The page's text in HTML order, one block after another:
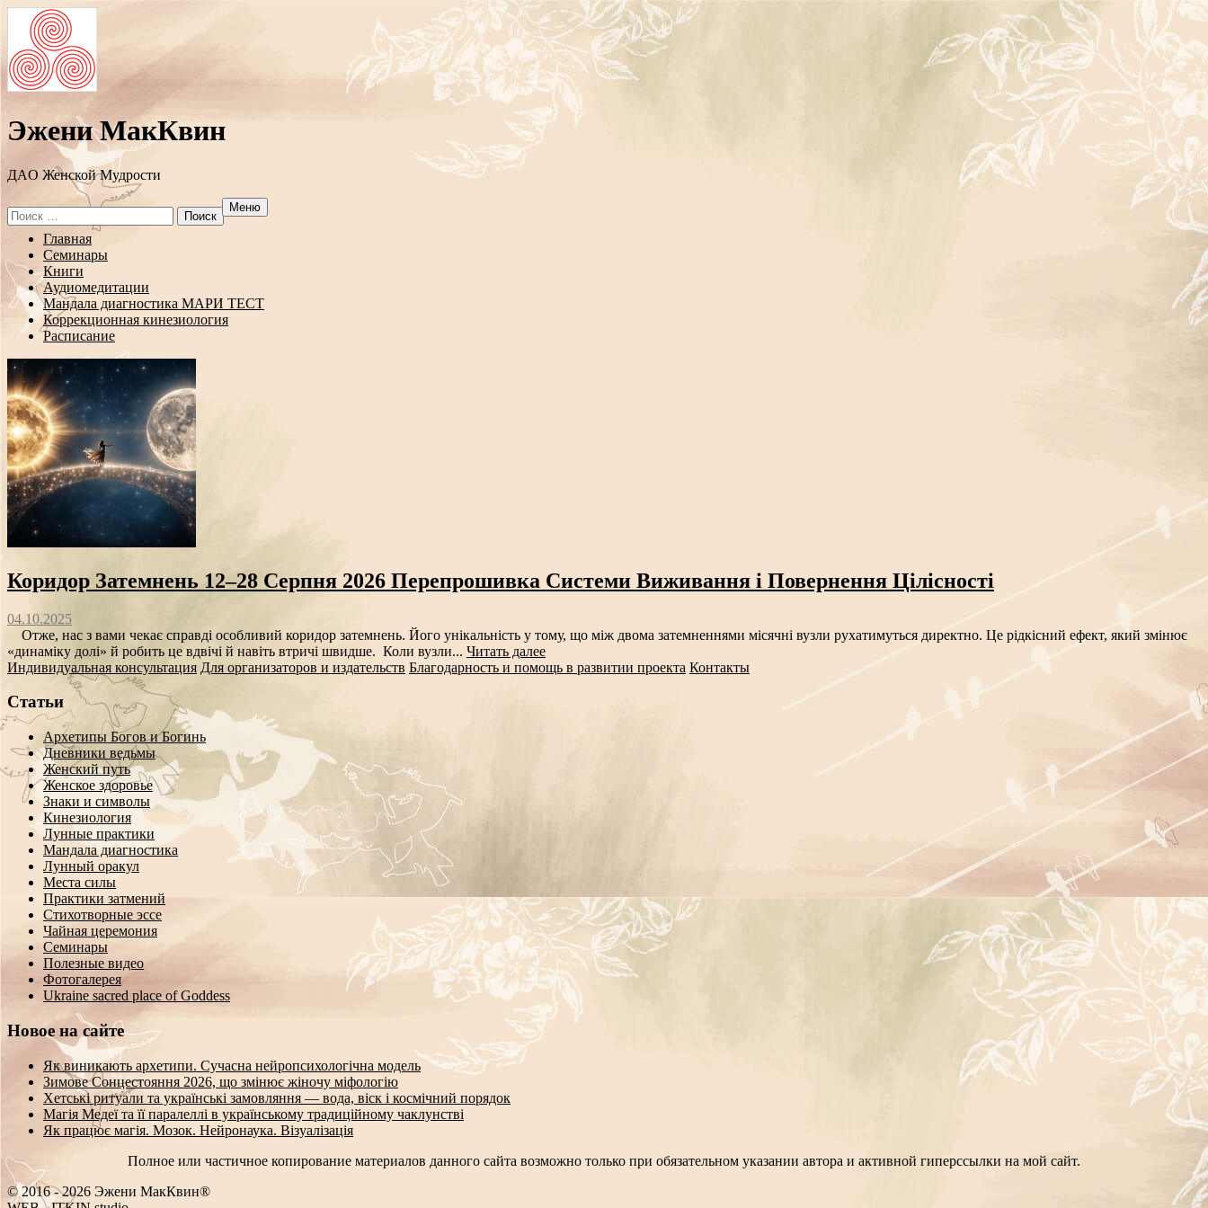
Эжени МакКвин
ДAO Женской Мудрости
Search
for:
Меню
Перейти
содержанию
Главная
Семинары
Книги
Аудиомедитации
Мандала диагностика МАРИ ТЕСТ
Коррекционная кинезиология
Расписание
Коридор Затемнень 12–28 Серпня 2026 Перепрошивка Системи Виживання і Повернення Цілісності
04.10.2025
Отже, нас з вами чекає справді особливий коридор затемнень. Його унікальність у тому, що між двома затемненнями місячні вузли рухатимуться директно. Це рідкісний ефект, який змінює
«динаміку долі» й робить це вдвічі й навіть втричі швидше. Коли вузли... Читать далее
Индивидуальная консультация Для организаторов и издательств Благодарность и помощь в развитии проекта Контакты
Статьи
Архетипы Богов и Богинь
Дневники ведьмы
Женский путь
Женское здоровье
Знаки и символы
Кинезиология
Лунные практики
Мандала диагностика
Лунный оракул
Места силы
Практики затмений
Стихотворные эссе
Чайная церемония
Семинары
Полезные видео
Фотогалерея
Ukraine sacred place of Goddess
Новое на сайте
Як виникають архетипи. Сучасна нейропсихологічна модель
Зимове Сонцестояння 2026, що змінює жіночу міфологію
Хетські ритуали та українські замовляння — вода, віск і космічний порядок
Магія Медеї та її паралеллі в українському традиційному чаклунстві
Як працює магія. Мозок. Нейронаука. Візуалізація
Полное или частичное копирование материалов данного сайта возможно только при обязательном указании автора и активной гиперссылки на мой сайт.
© 2016 - 2026 Эжени МакКвин®